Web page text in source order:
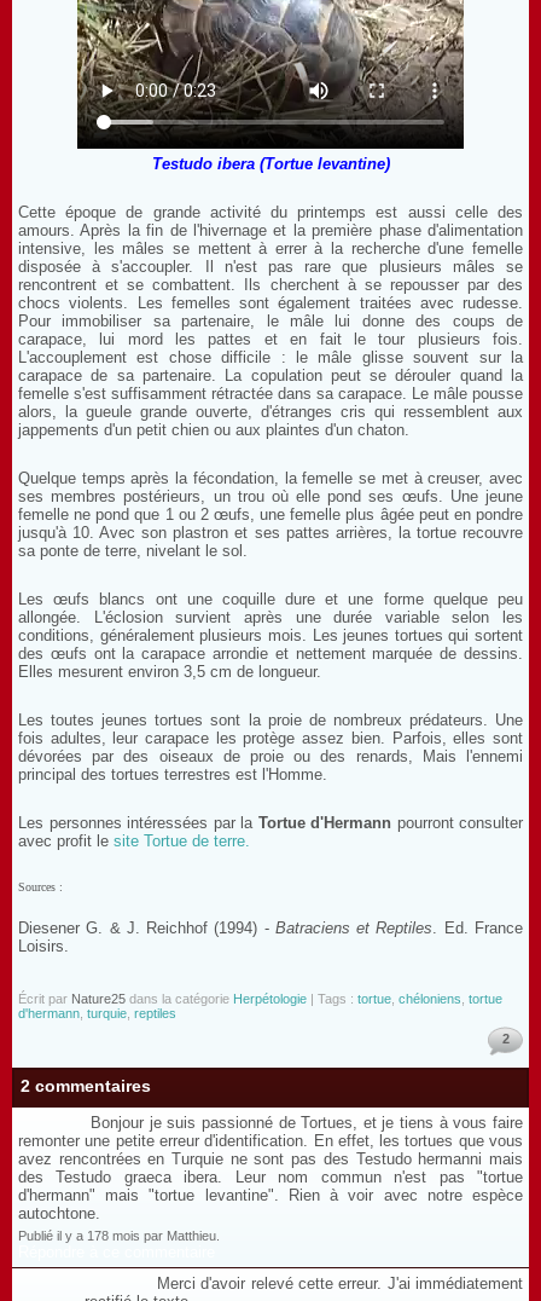
Testudo ibera (Tortue levantine)
Cette époque de grande activité du printemps est aussi celle des
amours. Après la fin de l'hivernage et la première phase d'alimentation
intensive, les mâles se mettent à errer à la recherche d'une femelle
disposée à s'accoupler. Il n'est pas rare que plusieurs mâles se
rencontrent et se combattent. Ils cherchent à se repousser par des
chocs violents. Les femelles sont également traitées avec rudesse.
Pour immobiliser sa partenaire, le mâle lui donne des coups de
carapace, lui mord les pattes et en fait le tour plusieurs fois.
L'accouplement est chose difficile : le mâle glisse souvent sur la
carapace de sa partenaire. La copulation peut se dérouler quand la
femelle s'est suffisamment rétractée dans sa carapace. Le mâle pousse
alors, la gueule grande ouverte, d'étranges cris qui ressemblent aux
jappements d'un petit chien ou aux plaintes d'un chaton.
Quelque temps après la fécondation, la femelle se met à creuser, avec
ses membres postérieurs, un trou où elle pond ses œufs. Une jeune
femelle ne pond que 1 ou 2 œufs, une femelle plus âgée peut en pondre
jusqu'à 10. Avec son plastron et ses pattes arrières, la tortue recouvre
sa ponte de terre, nivelant le sol.
Les œufs blancs ont une coquille dure et une forme quelque peu
allongée. L'éclosion survient après une durée variable selon les
conditions, généralement plusieurs mois. Les jeunes tortues qui sortent
des œufs ont la carapace arrondie et nettement marquée de dessins.
Elles mesurent environ 3,5 cm de longueur.
Les toutes jeunes tortues sont la proie de nombreux prédateurs. Une
fois adultes, leur carapace les protège assez bien. Parfois, elles sont
dévorées par des oiseaux de proie ou des renards, Mais l'ennemi
principal des tortues terrestres est l'Homme.
Les personnes intéressées par la Tortue d'Hermann pourront consulter
avec profit le site Tortue de terre.
Sources :
Diesener G. & J. Reichhof (1994) - Batraciens et Reptiles. Ed. France
Loisirs.
Écrit par Nature25 dans la catégorie Herpétologie | Tags : tortue chéloniens tortue
d'hermann turquie reptiles
2
2 commentaires
Bonjour je suis passionné de Tortues, et je tiens à vous faire
remonter une petite erreur d'identification. En effet, les tortues que vous
avez rencontrées en Turquie ne sont pas des Testudo hermanni mais
des Testudo graeca ibera. Leur nom commun n'est pas "tortue
d'hermann" mais "tortue levantine". Rien à voir avec notre espèce
autochtone.
Publié il y a 178 mois par Matthieu.
Merci d'avoir relevé cette erreur. J'ai immédiatement